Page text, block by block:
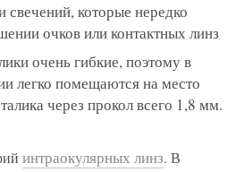
свечений, которые нередко
очков или контактных линз
очень гибкие, поэтому в
легко помещаются на место
через прокол всего 1,8 мм.
интраокулярных линз. В